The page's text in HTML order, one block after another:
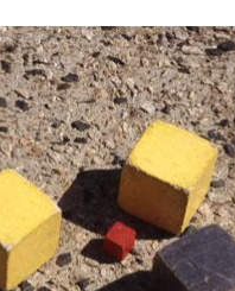
giornata del Comitato del
di bocce sul campo di
il giorno.